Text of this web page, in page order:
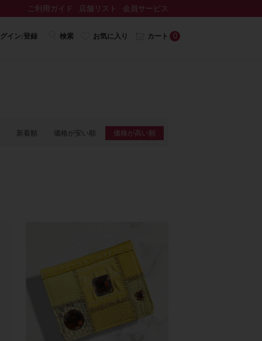
ご利用ガイド 店舗リスト 会員サービス
イン/登録 検索 お気に入り カート 0
新着順 価格が安い順 価格が高い順